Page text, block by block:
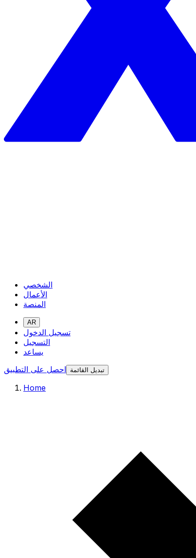
الشخصي
الأعمال
المنصة
AR
تسجيل الدخول
التسجيل
يساعد
احصل على التطبيق
تبديل القائمة
Home